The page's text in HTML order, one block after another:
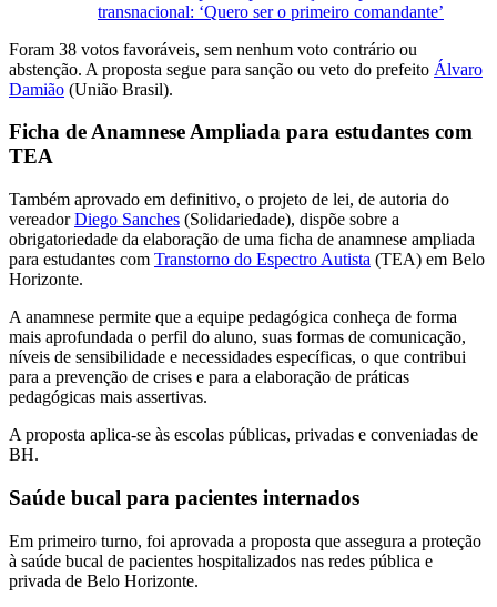
transnacional: ‘Quero ser o primeiro comandante’
Foram 38 votos favoráveis, sem nenhum voto contrário ou
abstenção. A proposta segue para sanção ou veto do prefeito Álvaro
Damião (União Brasil).
Ficha de Anamnese Ampliada para estudantes com
TEA
Também aprovado em definitivo, o projeto de lei, de autoria do
vereadorDiego Sanches (Solidariedade), dispõe sobre a
obrigatoriedade da elaboração de uma ficha de anamnese ampliada
para estudantes com Transtorno do Espectro Autista (TEA) em Belo
Horizonte.
A anamnese permite que a equipe pedagógica conheça de forma
mais aprofundada o perfil do aluno, suas formas de comunicação,
níveis de sensibilidade e necessidades específicas, o que contribui
para a prevenção de crises e para a elaboração de práticas
pedagógicas mais assertivas.
A proposta aplica-se às escolas públicas, privadas e conveniadas de
BH.
Saúde bucal para pacientes internados
Em primeiro turno, foi aprovada a proposta que assegura a proteção
à saúde bucal de pacientes hospitalizados nas redes pública e
privada de Belo Horizonte.